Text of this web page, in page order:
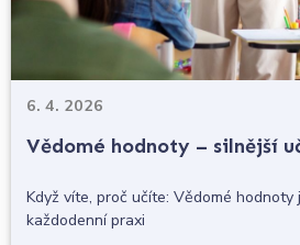
6. 4. 2026
Vědomé hodnoty – silnější
Když víte, proč učíte: Vědomé hodnoty
každodenní praxi